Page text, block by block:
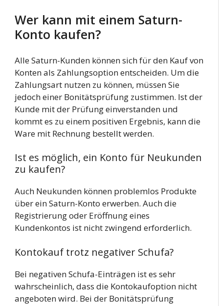
Wer kann mit einem Saturn-
Konto kaufen?
Alle Saturn-Kunden können sich für den Kauf von
Konten als Zahlungsoption entscheiden. Um die
Zahlungsart nutzen zu können, müssen Sie
jedoch einer Bonitätsprüfung zustimmen. Ist der
Kunde mit der Prüfung einverstanden und
kommt es zu einem positiven Ergebnis, kann die
Ware mit Rechnung bestellt werden.
Ist es möglich, ein Konto für Neukunden
zu kaufen?
Auch Neukunden können problemlos Produkte
über ein Saturn-Konto erwerben. Auch die
Registrierung oder Eröffnung eines
Kundenkontos ist nicht zwingend erforderlich.
Kontokauf trotz negativer Schufa?
Bei negativen Schufa-Einträgen ist es sehr
wahrscheinlich, dass die Kontokaufoption nicht
angeboten wird. Bei der Bonitätsprüfung